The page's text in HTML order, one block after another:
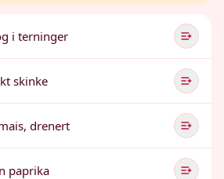
i terninger
skinke
drenert
paprika